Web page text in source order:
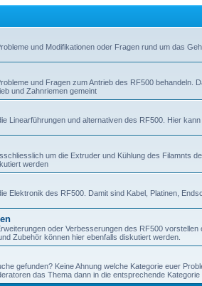
und Modifikationen oder Fragen rund um das
und Fragen zum Antrieb des RF500 behandeln.
und Zahnriemen gemeint
Linearführungen und alternativen des RF500. Hier
um die Extruder und Kühlung des Filamnts
werden
Elektronik des RF500. Damit sind Kabel, Platinen,
oder Verbesserungen des RF500
Zubehör können hier ebenfalls diskutiert werden.
gefunden? Keine Ahnung welche Kategorie euer
das Thema dann in die entsprechende